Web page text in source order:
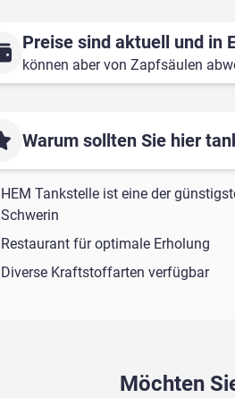
Preise sind aktuell und in
können aber von Zapfsäulen
Warum sollten Sie hier
HEM Tankstelle ist eine der
Schwerin
Restaurant für optimale Erholung
Diverse Kraftstoffarten verfügbar
Möchten